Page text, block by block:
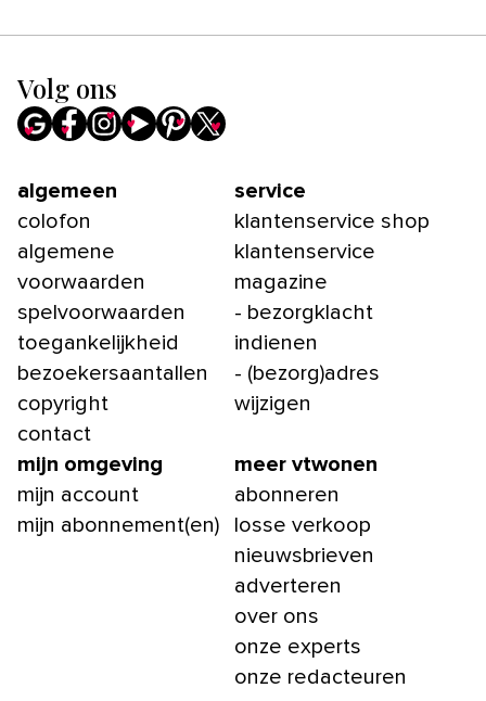
Volg ons
algemeen
colofon
algemene
voorwaarden
spelvoorwaarden
toegankelijkheid
bezoekersaantallen
copyright
contact
service
klantenservice shop
klantenservice
magazine
- bezorgklacht
indienen
- (bezorg)adres
wijzigen
mijn omgeving
mijn account
mijn abonnement(en)
meer vtwonen
abonneren
losse verkoop
nieuwsbrieven
adverteren
over ons
onze experts
onze redacteuren